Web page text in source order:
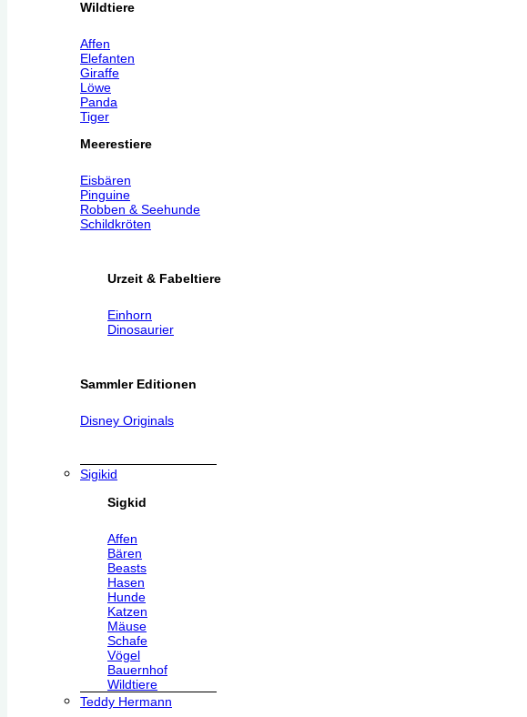
Wildtiere
Affen
Elefanten
Giraffe
Löwe
Panda
Tiger
Meerestiere
Eisbären
Pinguine
Robben & Seehunde
Schildkröten
Urzeit & Fabeltiere
Einhorn
Dinosaurier
Sammler Editionen
Disney Originals
Sigikid
Sigkid
Affen
Bären
Beasts
Hasen
Hunde
Katzen
Mäuse
Schafe
Vögel
Bauernhof
Wildtiere
Teddy Hermann